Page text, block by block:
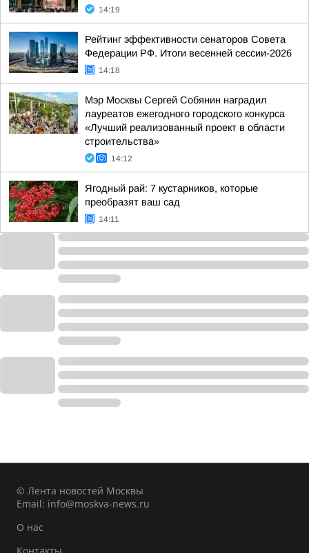
14:19
Рейтинг эффективности сенаторов Совета
Федерации РФ. Итоги весенней сессии-2026
14:18
Мэр Москвы Сергей Собянин наградил
лауреатов ежегодного городского конкурса
«Лучший реализованный проект в области
строительства»
14:12
Ягодный рай: 7 кустарников, которые
преобразят ваш сад
14:11
© Лента новостей Москвы
Email: info@moskva-news.ru
О нас